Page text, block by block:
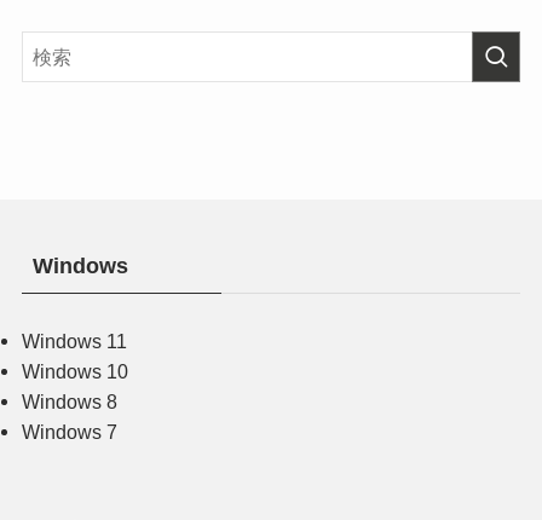
Windows
Windows 11
Windows 10
Windows 8
Windows 7